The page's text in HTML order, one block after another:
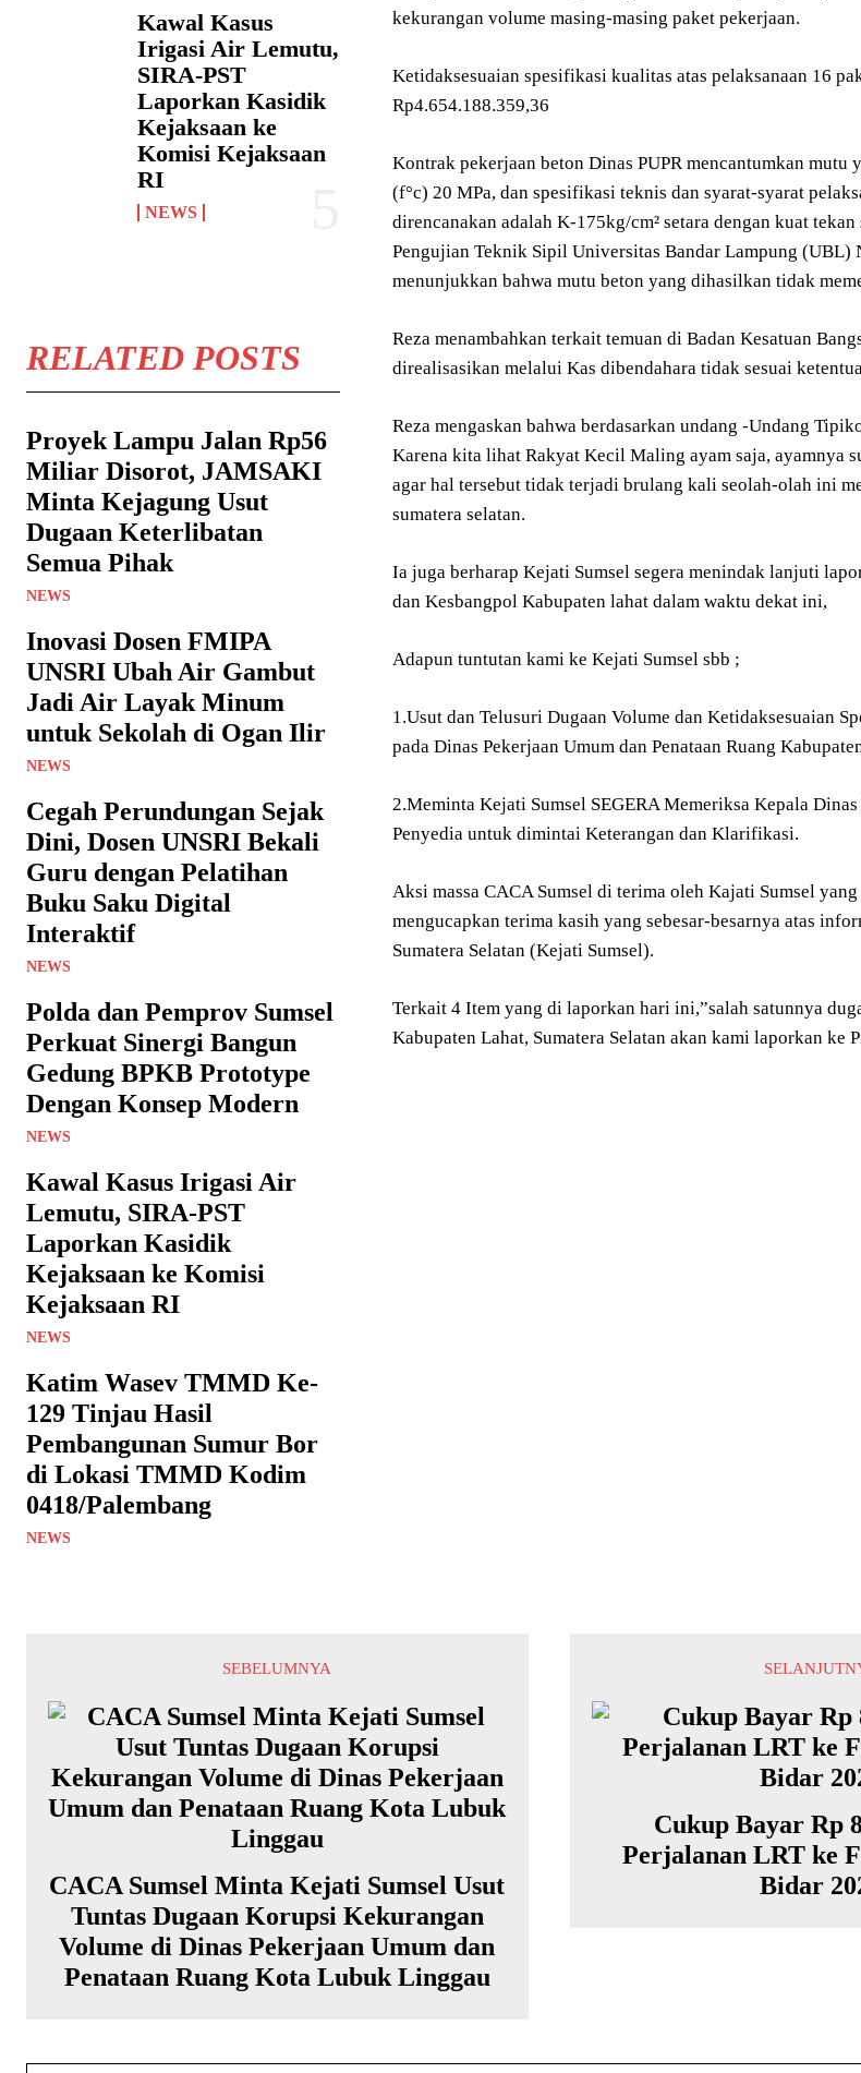
Kawal Kasus
Irigasi Air Lemutu,
SIRA-PST
Laporkan Kasidik
Kejaksaan ke
Komisi Kejaksaan
RI
NEWS
RELATED POSTS
Proyek Lampu Jalan Rp56
Miliar Disorot, JAMSAKI
Minta Kejagung Usut
Dugaan Keterlibatan
Semua Pihak
NEWS
Inovasi Dosen FMIPA
UNSRI Ubah Air Gambut
Jadi Air Layak Minum
untuk Sekolah di Ogan Ilir
NEWS
Cegah Perundungan Sejak
Dini, Dosen UNSRI Bekali
Guru dengan Pelatihan
Buku Saku Digital
Interaktif
NEWS
Polda dan Pemprov Sumsel
Perkuat Sinergi Bangun
Gedung BPKB Prototype
Dengan Konsep Modern
NEWS
Kawal Kasus Irigasi Air
Lemutu, SIRA-PST
Laporkan Kasidik
Kejaksaan ke Komisi
Kejaksaan RI
NEWS
Katim Wasev TMMD Ke-
129 Tinjau Hasil
Pembangunan Sumur Bor
di Lokasi TMMD Kodim
0418/Palembang
NEWS
kekurangan volume masing-masing paket pekerjaan.
Ketidaksesuaian spesifikasi kualitas atas pelaksanaan 16
Rp4.654.188.359,36
Kontrak pekerjaan beton Dinas PUPR mencantumkan mutu
(f°c) 20 MPa, dan spesifikasi teknis dan syarat-syarat
direncanakan adalah K-175kg/cm² setara dengan kuat
Pengujian Teknik Sipil Universitas Bandar Lampung
menunjukkan bahwa mutu beton yang dihasilkan tidak
Reza menambahkan terkait temuan di Badan Kesatuan
direalisasikan melalui Kas dibendahara tidak sesuai
Reza mengaskan bahwa berdasarkan undang -Undang
Karena kita lihat Rakyat Kecil Maling ayam saja, ayamnya
agar hal tersebut tidak terjadi brulang kali seolah-olah ini
sumatera selatan.
Ia juga berharap Kejati Sumsel segera menindak lanjuti
dan Kesbangpol Kabupaten lahat dalam waktu dekat ini,
Adapun tuntutan kami ke Kejati Sumsel sbb ;
1.Usut dan Telusuri Dugaan Volume dan Ketidaksesuaian
pada Dinas Pekerjaan Umum dan Penataan Ruang
2.Meminta Kejati Sumsel SEGERA Memeriksa Kepala
Penyedia untuk dimintai Keterangan dan Klarifikasi.
Aksi massa CACA Sumsel di terima oleh Kajati Sumsel
mengucapkan terima kasih yang sebesar-besarnya atas
Sumatera Selatan (Kejati Sumsel).
Terkait 4 Item yang di laporkan hari ini,”salah satunnya
Kabupaten Lahat, Sumatera Selatan akan kami laporkan
SEBELUMNYA
CACA Sumsel Minta Kejati Sumsel Usut
Tuntas Dugaan Korupsi Kekurangan
Volume di Dinas Pekerjaan Umum dan
Penataan Ruang Kota Lubuk Linggau
Cukup Bayar Rp
Perjalanan LRT ke
Bidar